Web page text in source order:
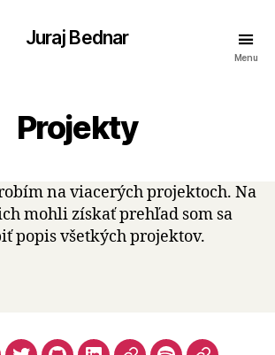
Juraj Bednar
Menu
Projekty
na viacerých projektoch. Na
mohli získať prehľad som sa
popis všetkých projektov.